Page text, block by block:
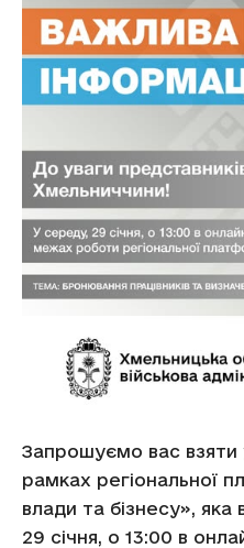
Запрошуємо вас взяти
рамках регіональної
влади та бізнесу», яка
29 січня, о 13:00 в